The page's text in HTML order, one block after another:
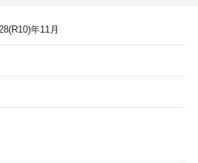
(R10)年11 月